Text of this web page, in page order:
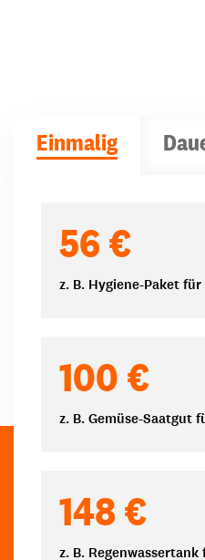
Einmalig
56 €
z. B. Hygiene-Paket
100 €
z. B. Gemüse-Saatgut
148 €
z. B.